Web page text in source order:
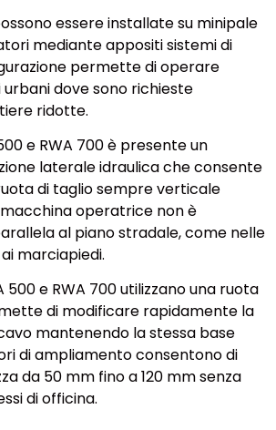
essere installate su minipale
mediante appositi sistemi di
permette di operare
dove sono richieste
ridotte.
e RWA 700 è presente un
laterale idraulica che consente
di taglio sempre verticale
operatrice non è
al piano stradale, come nelle
marciapiedi.
500 e RWA 700 utilizzano una ruota
di modificare rapidamente la
mantenendo la stessa base
di ampliamento consentono di
da 50 mm fino a 120 mm senza
di officina.